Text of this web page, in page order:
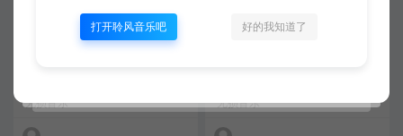
无损音乐
无损音乐
打开聆风音乐吧 好的我知道了